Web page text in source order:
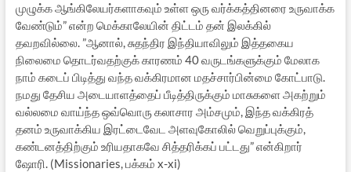
முழுக்க ஆங்கிலேயர்களாகவும் உள்ள ஒரு வர்க்கத்தினரை உருவாக்க
வேண்டும்” என்ற மெக்காலேயின் திட்டம் தன் இலக்கில்
தவறவில்லை. ”ஆனால், சுதந்திர இந்தியாவிலும் இத்தகைய
நிலைமை தொடர்வதற்குக் காரணம் 40 வருடங்களுக்கும் மேலாக
நாம் கடைப் பிடித்து வந்த வக்கிரமான மதச்சார்பின்மை கோட்பாடு.
நமது தேசிய அடையாளத்தைப் பீடித்திருக்கும் மாசுகளை அகற்றும்
வல்லமை வாய்ந்த ஒவ்வொரு கலாசார அம்சமும், இந்த வக்கிரத்
தனம் உருவாக்கிய இரட்டைவேட அளவுகோலில் வெறுப்புக்கும்,
கண்டனத்திற்கும் உரியதாகவே சித்தரிக்கப் பட்டது” என்கிறார்
ஷோரி. (Missionaries, பக்கம் x-xi)